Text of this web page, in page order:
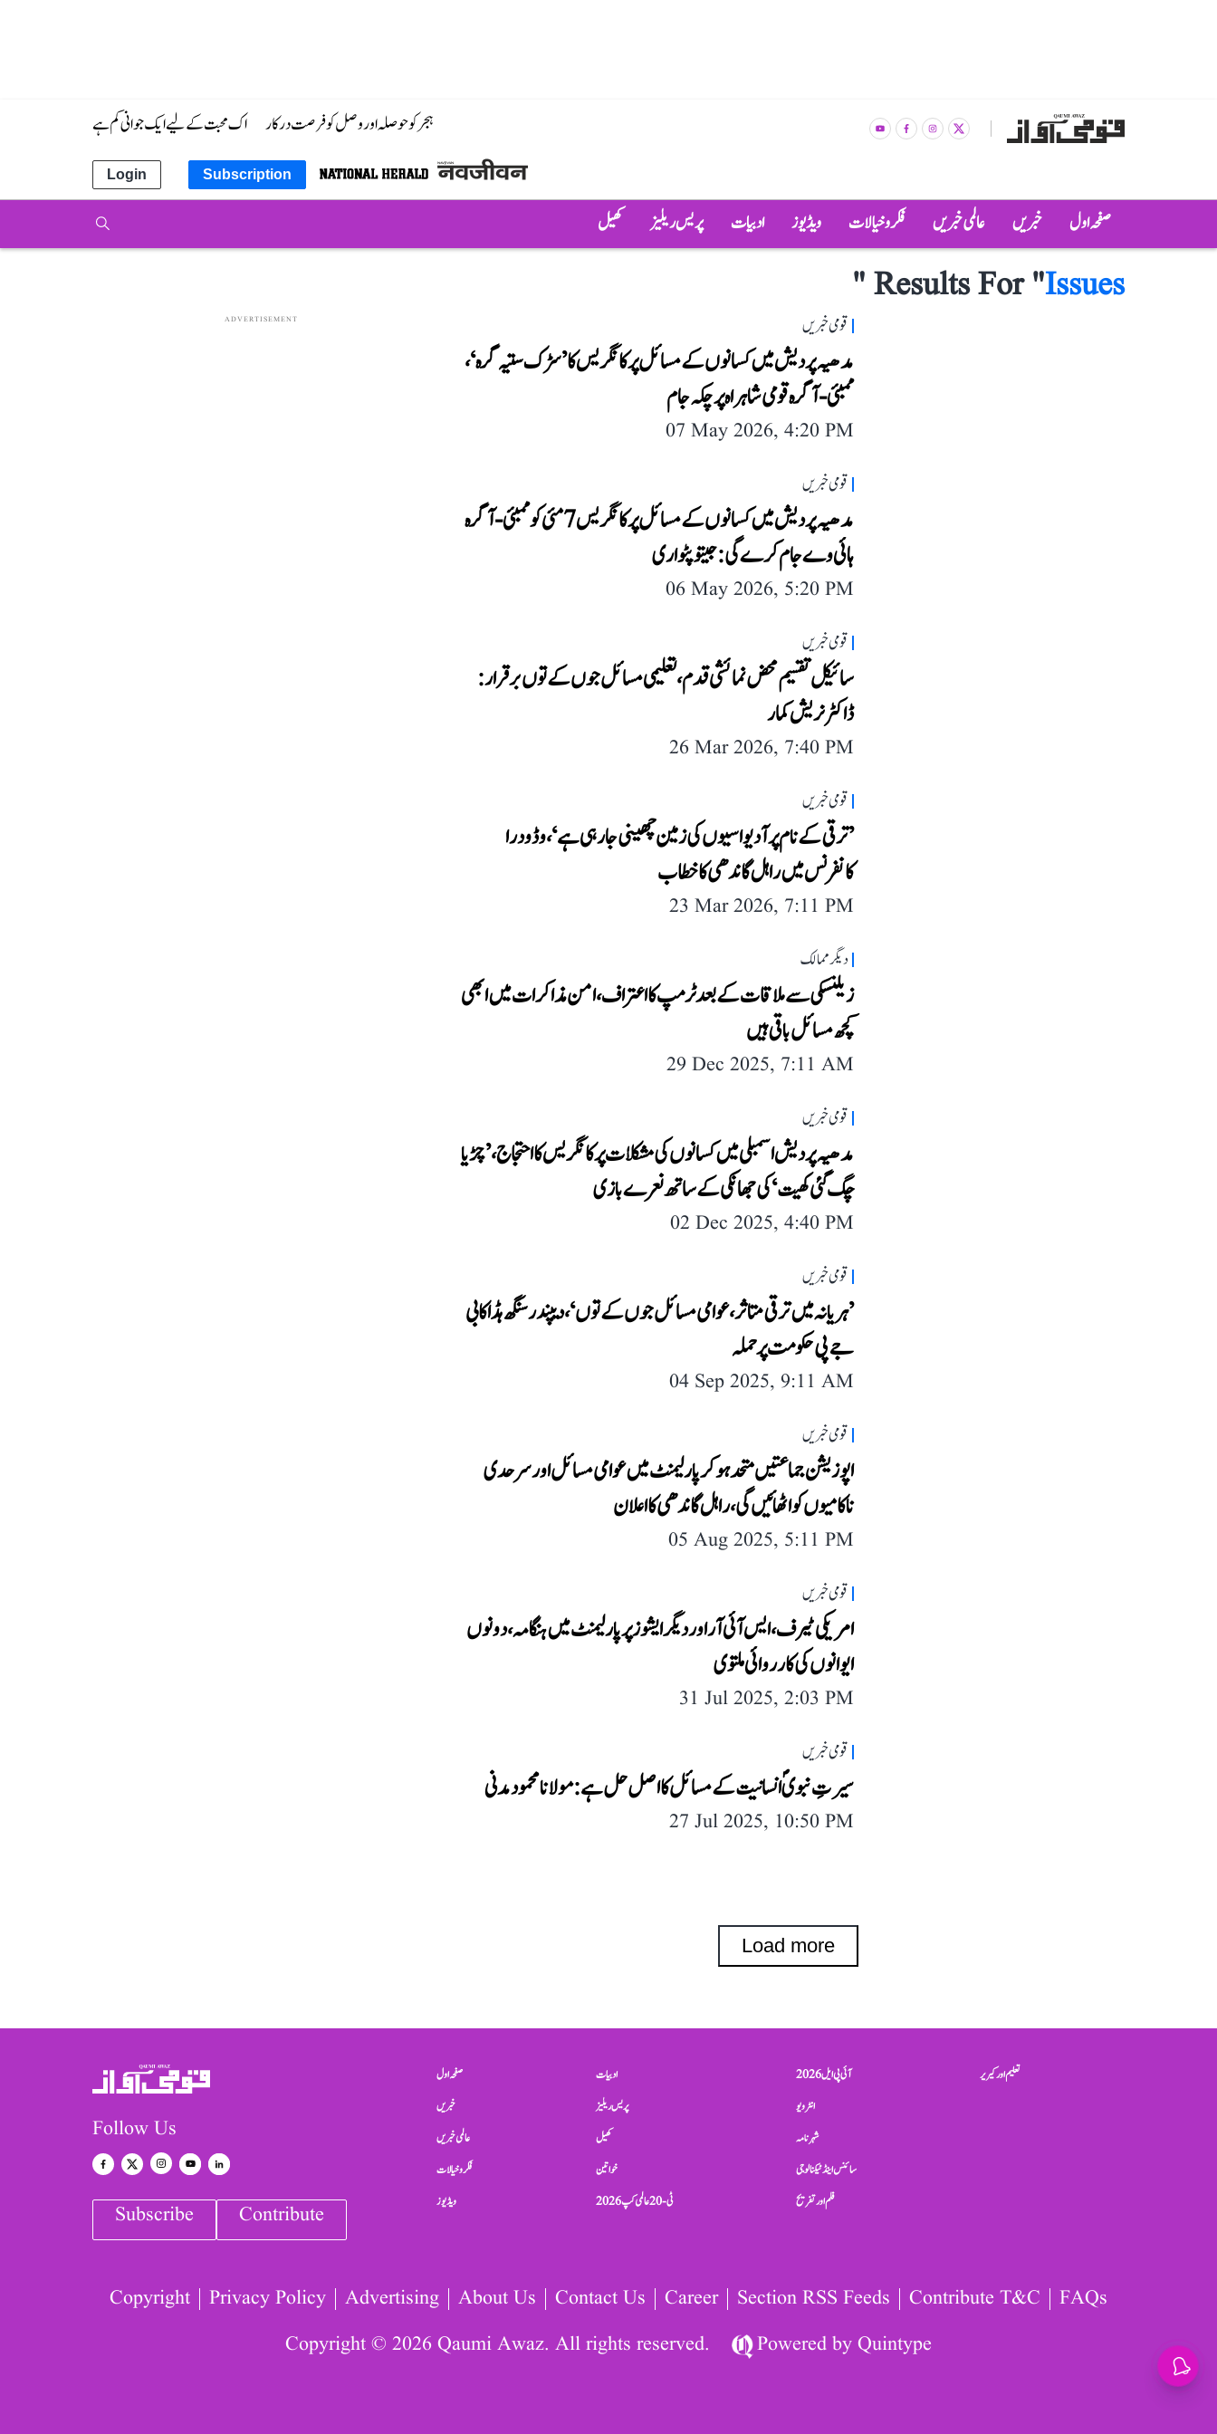
ہجر کو حوصلہ اور وصل کو فرصت درکار اک محبت کے لیے ایک جوانی کم ہے
Subscription
Login
صفحہ اول خبریں عالمی خبریں فکر و خیالات ویڈیوز ادبیات پریس ریلیز کھیل
Results For "Issues
"
قومی خبریں
مدھیہ پردیش میں کسانوں کے مسائل پر کانگریس کا ’سڑک ستیہ گرہ‘،
ممبئی-آگرہ قومی شاہراہ پر چکہ جام
07 May 2026, 4:20 PM
قومی خبریں
مدھیہ پردیش میں کسانوں کے مسائل پر کانگریس 7 مئی کو ممبئی-آگرہ
ہائی وے جام کرے گی: جیتو پٹواری
06 May 2026, 5:20 PM
قومی خبریں
سائیکل تقسیم محض نمائشی قدم، تعلیمی مسائل جوں کے توں برقرار:
ڈاکٹر نریش کمار
26 Mar 2026, 7:40 PM
قومی خبریں
’ترقی کے نام پر آدیواسیوں کی زمین چھینی جا رہی ہے‘، وڈودرا
کانفرنس میں راہل گاندھی کا خطاب
23 Mar 2026, 7:11 PM
دیگر ممالک
زیلنسکی سے ملاقات کے بعد ٹرمپ کا اعتراف، امن مذاکرات میں ابھی
کچھ مسائل باقی ہیں
29 Dec 2025, 7:11 AM
قومی خبریں
مدھیہ پردیش اسمبلی میں کسانوں کی مشکلات پر کانگریس کا احتجاج، ’چڑیا
چگ گئی کھیت‘ کی جھانکی کے ساتھ نعرے بازی
02 Dec 2025, 4:40 PM
قومی خبریں
’ہریانہ میں ترقی متاثر، عوامی مسائل جوں کے توں‘، دیپندر سنگھ ہڈا کا بی
جے پی حکومت پر حملہ
04 Sep 2025, 9:11 AM
قومی خبریں
اپوزیشن جماعتیں متحد ہو کر پارلیمنٹ میں عوامی مسائل اور سرحدی
ناکامیوں کو اٹھائیں گی، راہل گاندھی کا اعلان
05 Aug 2025, 5:11 PM
قومی خبریں
امریکی ٹیرف، ایس آئی آر اور دیگر ایشوز پر پارلیمنٹ میں ہنگامہ، دونوں
ایوانوں کی کارروائی ملتوی
31 Jul 2025, 2:03 PM
قومی خبریں
سیرتِ نبویؐ انسانیت کے مسائل کا اصل حل ہے: مولانا محمود مدنی
27 Jul 2025, 10:50 PM
Load more
ADVERTISEMENT
Follow Us
Subscribe Contribute
صفحہ اول
خبریں
عالمی خبریں
فکر و خیالات
ویڈیوز
ادبیات
پریس ریلیز
کھیل
خواتین
ٹی-20 عالمی کپ 2026
آئی پی ایل 2026
انٹرویو
شہرنامہ
سائنس اینڈ ٹیکنالوجی
فلم اور تفریح
تعلیم اور کیریر
Copyright Privacy Policy Advertising About Us Contact Us Career Section RSS Feeds Contribute T&C
FAQs
Copyright © 2026 Qaumi Awaz. All rights reserved.
Powered byQuintype